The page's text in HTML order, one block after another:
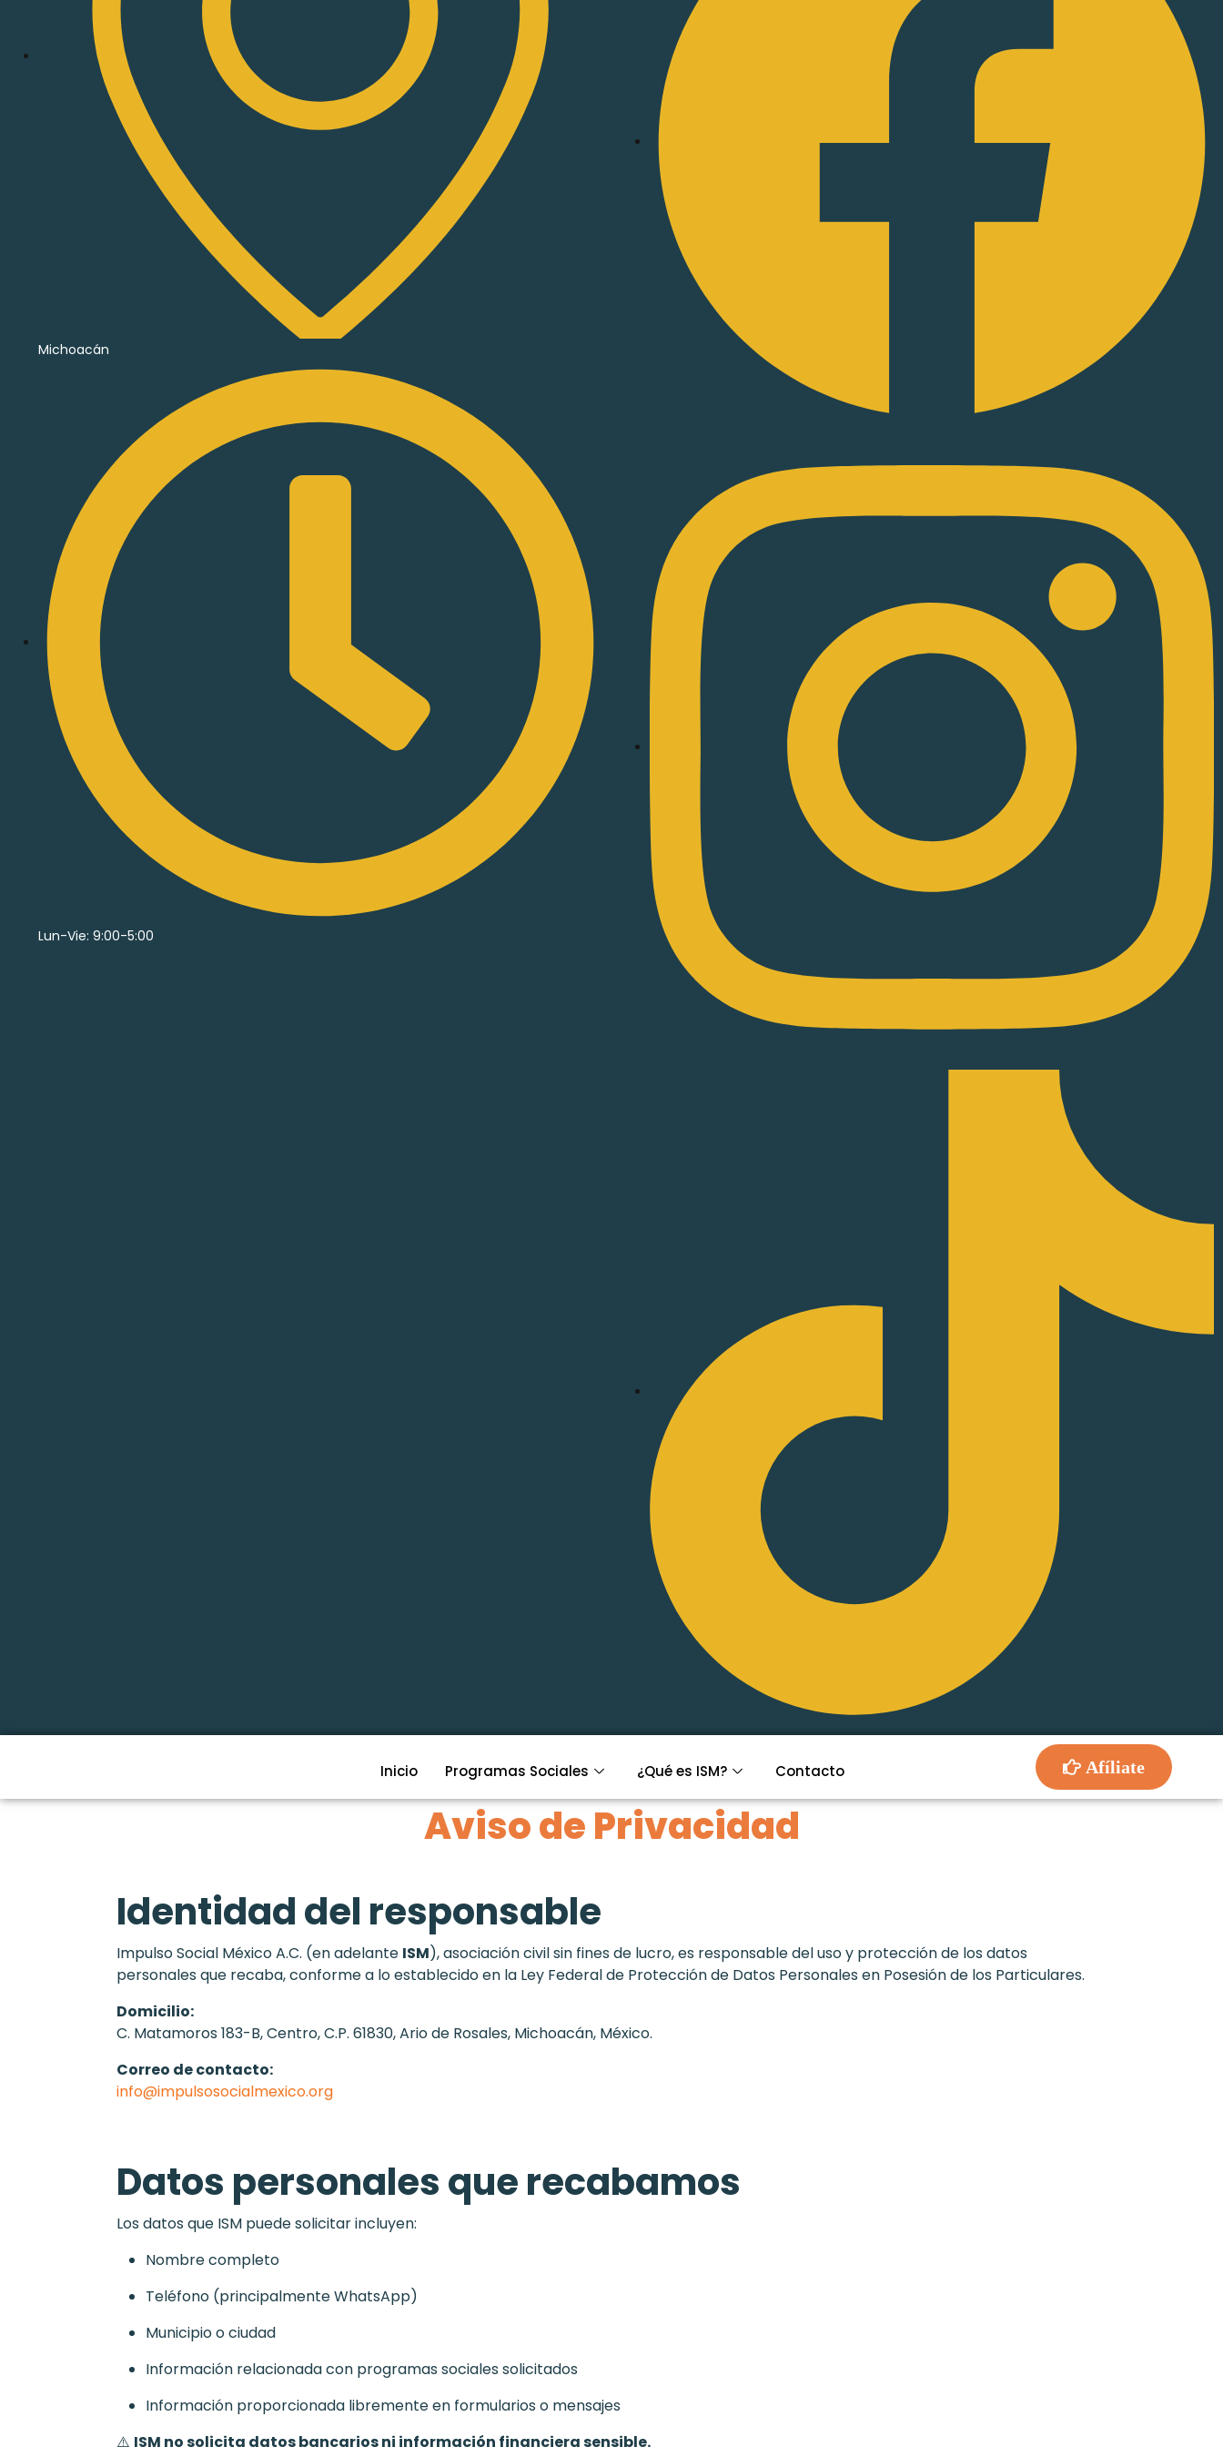
Michoacán
Lun-Vie: 9:00-5:00
Inicio Programas Sociales ¿Qué es ISM? Contacto Afíliate
Aviso de Privacidad
Identidad del responsable
Impulso Social México A.C. (en adelante ISM), asociación civil sin fines de lucro, es responsable del uso y protección de los datos
personales que recaba, conforme a lo establecido en la Ley Federal de Protección de Datos Personales en Posesión de los Particulares.
Domicilio:
C. Matamoros 183-B, Centro, C.P. 61830, Ario de Rosales, Michoacán, México.
Correo de contacto:
info@impulsosocialmexico.org
Datos personales que recabamos
Los datos que ISM puede solicitar incluyen:
Nombre completo
Teléfono (principalmente WhatsApp)
Municipio o ciudad
Información relacionada con programas sociales solicitados
Información proporcionada libremente en formularios o mensajes
⚠️ ISM no solicita datos bancarios ni información financiera sensible.